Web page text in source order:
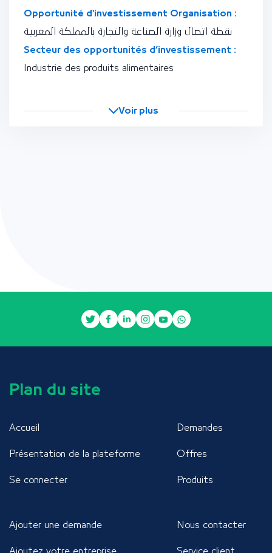
Opportunité d'investissement Organisation :
نقطة اتصال وزارة الصناعة والتجارة بالمملكة المغربية
Secteur des opportunités d’investissement :
Industrie des produits alimentaires
Voir plus
Plan du site
Accueil
Présentation de la plateforme
Se connecter
Demandes
Offres
Produits
Ajouter une demande
Ajoutez votre entreprise
Nous contacter
Service client